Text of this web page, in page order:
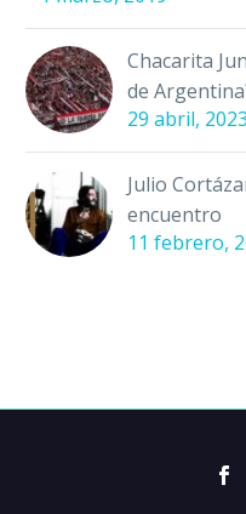
Chacarita
de
29 abril, 2023
Julio
encuentro
11 febrero,